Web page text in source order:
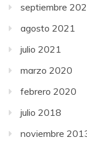
septiembre
agosto 2021
julio 2021
marzo 2020
febrero 2020
julio 2018
noviembre